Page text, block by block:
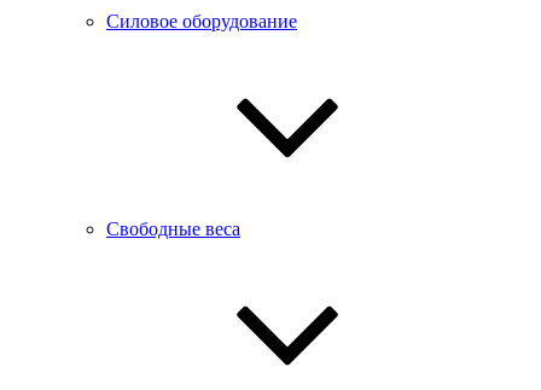
Силовое оборудование
Свободные веса